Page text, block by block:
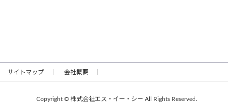
サイトマップ 会社概要
Copyright © 株式会社エス・イー・シー All Rights Reserved.